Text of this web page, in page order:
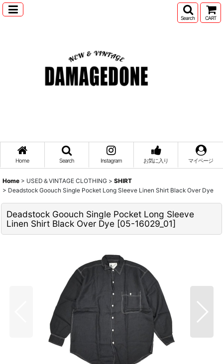
Search CART
Home Search Instagram お気に入り マイページ
Home > USED＆VINTAGE CLOTHING > SHIRT
> Deadstock Goouch Single Pocket Long Sleeve Linen Shirt Black Over Dye
Deadstock Goouch Single Pocket Long Sleeve
Linen Shirt Black Over Dye [05-16029_01]